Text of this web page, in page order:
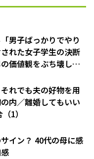
男子ばっかりでやり
れた女子学生の決断
価値観をぶち壊した
れでも夫の好物を用
内／離婚してもいい
1）
イン？ 40代の母に感